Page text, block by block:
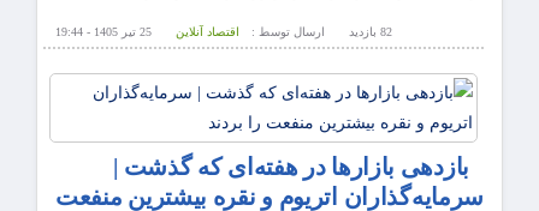
25 تیر 1405 - 19:44 ارسال توسط : اقتصاد آنلاین 82 بازدید
بازدهی بازار‌ها در هفته‌ای که گذشت |
سرمایه‌گذاران اتریوم و نقره بیشترین منفعت